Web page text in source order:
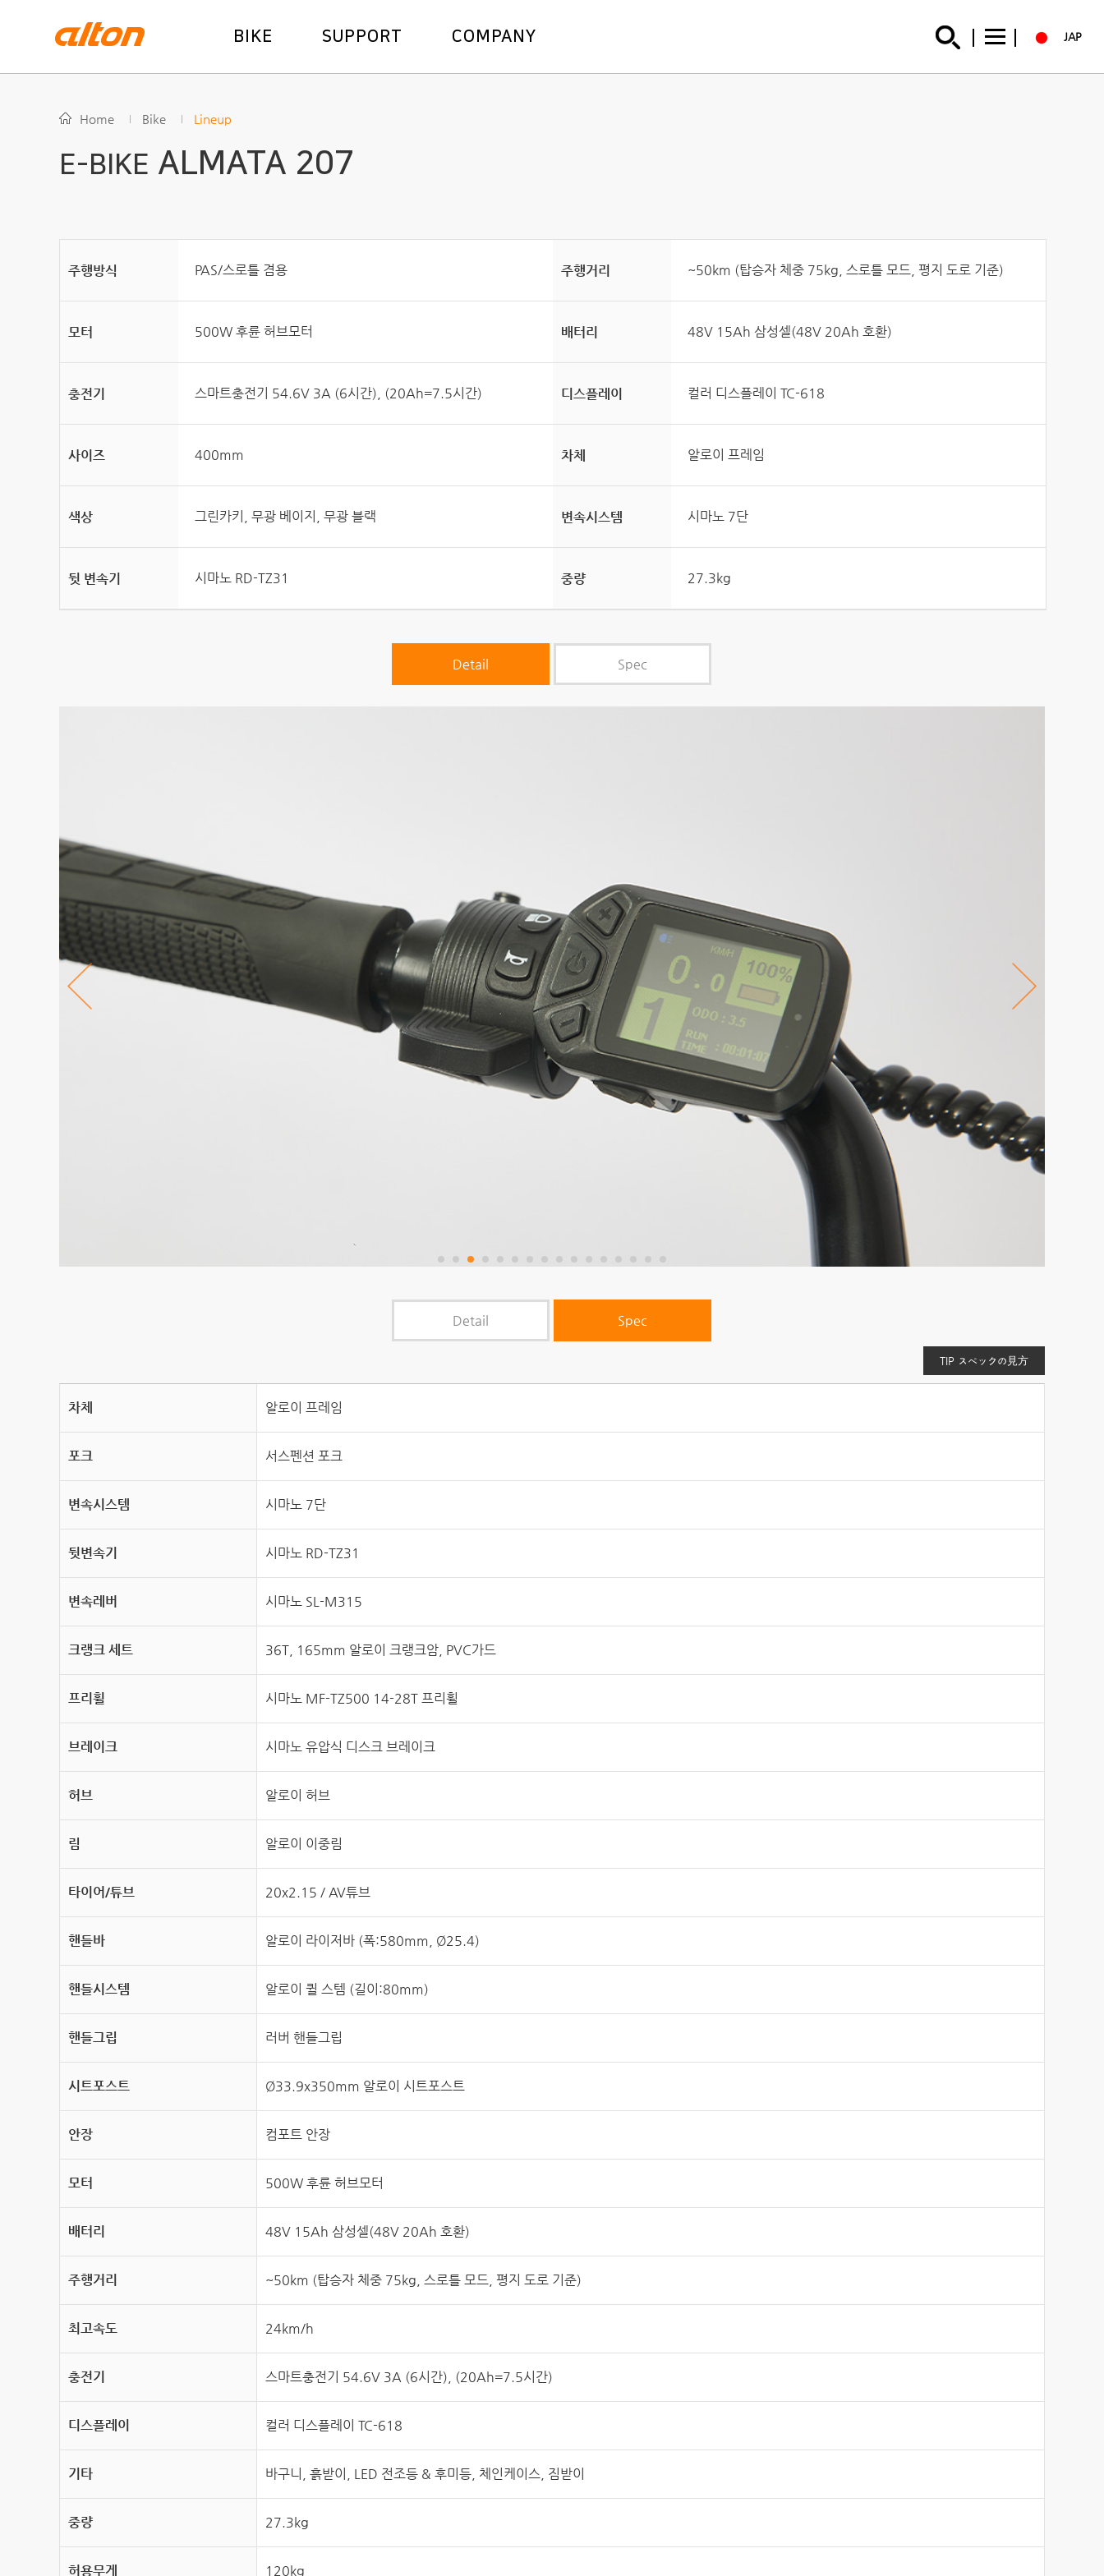
BIKE SUPPORT COMPANY JAP
Home Bike Lineup
E-BIKE ALMATA 207
주행방식 PAS/스로틀 겸용 주행거리 ~50km (탑승자 체중 75kg, 스로틀 모드, 평지 도로 기준)
모터 500W 후륜 허브모터 배터리 48V 15Ah 삼성셀(48V 20Ah 호환)
충전기 스마트충전기 54.6V 3A (6시간), (20Ah=7.5시간) 디스플레이 컬러 디스플레이 TC-618
사이즈 400mm 차체 알로이 프레임
색상 그린카키, 무광 베이지, 무광 블랙 변속시스템 시마노 7단
뒷 변속기 시마노 RD-TZ31 중량 27.3kg
Detail Spec
Detail Spec
TIP スペックの見方
차체 알로이 프레임
포크 서스펜션 포크
변속시스템 시마노 7단
뒷변속기 시마노 RD-TZ31
변속레버 시마노 SL-M315
크랭크 세트 36T, 165mm 알로이 크랭크암, PVC가드
프리휠 시마노 MF-TZ500 14-28T 프리휠
브레이크 시마노 유압식 디스크 브레이크
허브 알로이 허브
림 알로이 이중림
타이어/튜브 20x2.15 / AV튜브
핸들바 알로이 라이저바 (폭:580mm, Ø25.4)
핸들시스템 알로이 퀼 스템 (길이:80mm)
핸들그립 러버 핸들그립
시트포스트 Ø33.9x350mm 알로이 시트포스트
안장 컴포트 안장
모터 500W 후륜 허브모터
배터리 48V 15Ah 삼성셀(48V 20Ah 호환)
주행거리 ~50km (탑승자 체중 75kg, 스로틀 모드, 평지 도로 기준)
최고속도 24km/h
충전기 스마트충전기 54.6V 3A (6시간), (20Ah=7.5시간)
디스플레이 컬러 디스플레이 TC-618
기타 바구니, 흙받이, LED 전조등 & 후미등, 체인케이스, 짐받이
중량 27.3kg
허용무게 120kg